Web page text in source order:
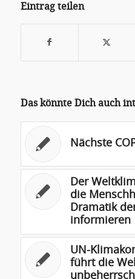
Eintrag teilen
Das könnte Dich auch
Nächste
Der
die
Dramatik
informieren
UN-
führt die